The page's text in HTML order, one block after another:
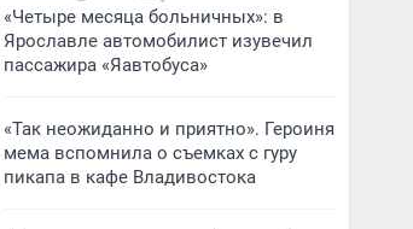
«Четыре месяца больничных»: в
Ярославле автомобилист изувечил
пассажира «Яавтобуса»
«Так неожиданно и приятно». Героиня
мема вспомнила о съемках с гуру
пикапа в кафе Владивостока